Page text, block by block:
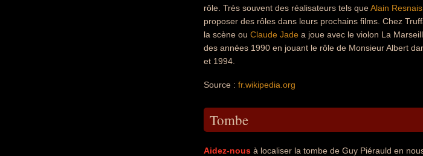
rôle. Très souvent des réalisateurs tels queAlain Resnais
proposer des rôles dans leurs prochains films. Chez
la scène ou Claude Jade a joue avec le violon La
des années 1990 en jouant le rôle de Monsieur Albert
et 1994.
Source : fr.wikipedia.org
Tombe
Aidez-nous à localiser la tombe de Guy Piérauld en